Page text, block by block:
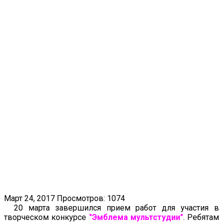
Март 24, 2017 Просмотров: 1074
20 марта завершился прием работ для участия в
творческом конкурсе "Эмблема мультстудии". Ребятам